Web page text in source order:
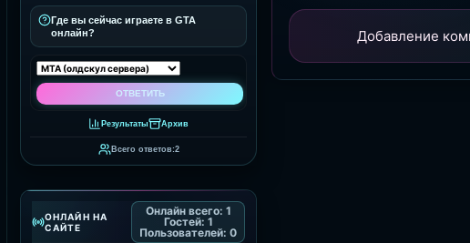
Где вы сейчас играете в GTA
онлайн?
Результаты Архив
Всего ответов:2
ОНЛАЙН НА
САЙТЕ
Онлайн всего: 1
Гостей: 1
Пользователей: 0
Добавление